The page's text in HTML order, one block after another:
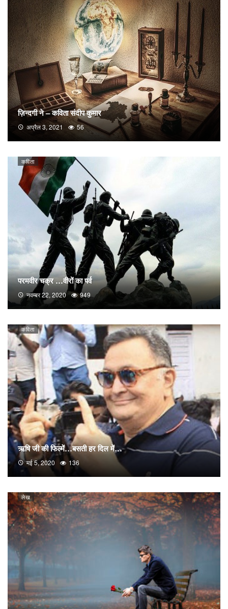
ज़िन्दगी ने – कविता संदीप कुमार
अप्रैल 3, 2021 56
कविता
परमवीर चक्र …वीरों का पर्व
नवम्बर 22, 2020 949
कविता
ऋषि जी की फिल्में…बसती हर दिल में…
मई 5, 2020 136
लेख